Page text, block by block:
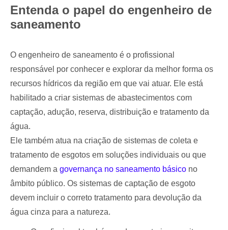
Entenda o papel do engenheiro de
saneamento
O engenheiro de saneamento é o profissional
responsável por conhecer e explorar da melhor forma os
recursos hídricos da região em que vai atuar. Ele está
habilitado a criar sistemas de abastecimentos com
captação, adução, reserva, distribuição e tratamento da
água.
Ele também atua na criação de sistemas de coleta e
tratamento de esgotos em soluções individuais ou que
demandem a governança no saneamento básico no
âmbito público. Os sistemas de captação de esgoto
devem incluir o correto tratamento para devolução da
água cinza para a natureza.